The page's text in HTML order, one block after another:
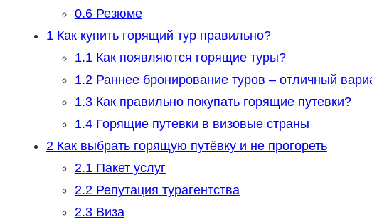
0.6Резюме
1Как купить горящий тур правильно?
1.1Как появляются горящие туры?
1.2Раннее бронирование туров – отличный
1.3Как правильно покупать горящие путевки?
1.4Горящие путевки в визовые страны
2Как выбрать горящую путёвку и не прогореть
2.1Пакет услуг
2.2Репутация турагентства
2.3Виза